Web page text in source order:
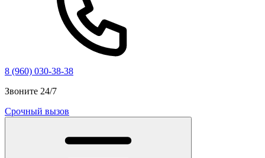
8 (960) 030-38-38
Звоните 24/7
Срочный вызов